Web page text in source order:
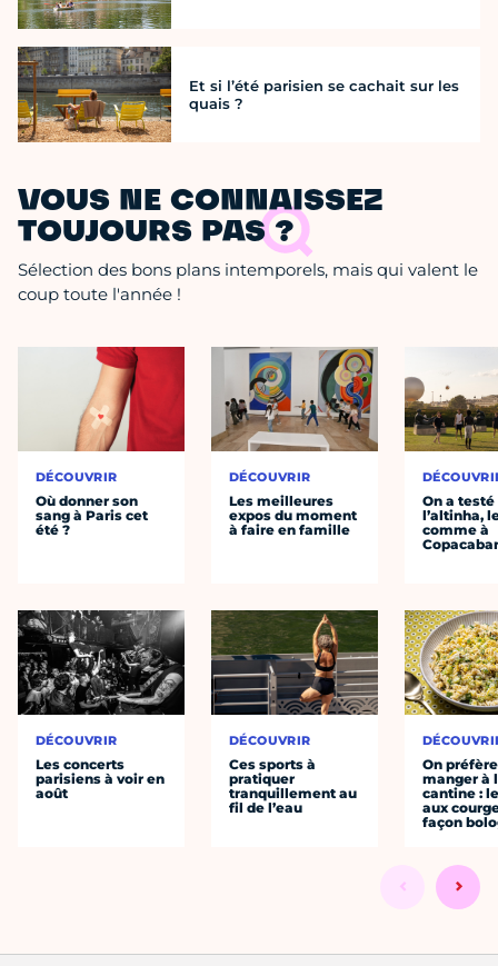
Et si l’été parisien se cachait sur les
quais ?
VOUS NE CONNAISSEZ
TOUJOURS PAS ?
Sélection des bons plans intemporels, mais qui valent le
coup toute l'année !
DÉCOUVRIR
Où donner son
sang à Paris cet
été ?
DÉCOUVRIR
Les concerts
parisiens à voir en
août
DÉCOUVRIR
Les meilleures
expos du moment
à faire en famille
DÉCOUVRIR
Ces sports à
pratiquer
tranquillement au
fil de l’eau
On a testé
l’altinha,
comme à
On préfère
manger à
cantine :
aux
façon